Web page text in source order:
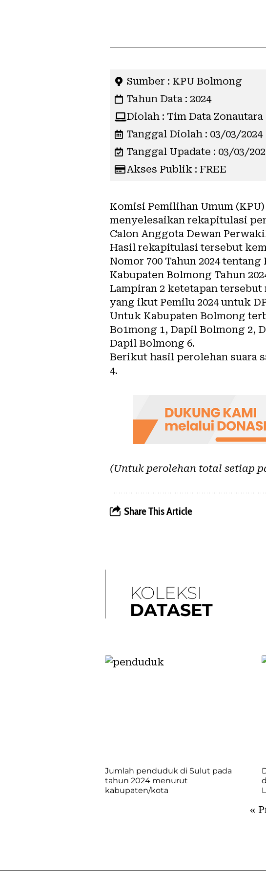
Sumber : KPU Bolmong
Tahun Data : 2024
Diolah : Tim Data Zonautara
Tanggal Diolah : 03/03/2024
Tanggal Upadate : 03/03/
Akses Publik : FREE
Komisi Pemilihan Umum
menyelesaikanrekapitulasi
Calon Anggota Dewan
Hasil rekapitulasi tersebut
Nomor 700 Tahun 2024
Kabupaten Bolmong Tahun
Lampiran 2 ketetapan
yang ikut Pemilu 2024untuk
Untuk Kabupaten Bolmong
Bo1mong 1, Dapil Bolmong 2,
Dapil Bolmong 6.
Berikut hasil perolehan suara
4.
(Untuk perolehan total setiap
Share This Article
KOLEKSI
DATASET
Jumlah penduduk di Sulut pada
tahun 2024 menurut
kabupaten/kota
«